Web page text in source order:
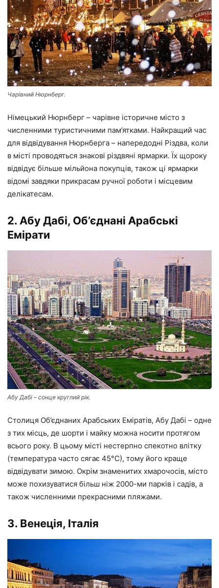
Чарівний Нюрнберг.
Німецький Нюрнберг – чарівне історичне місто з
численними туристичними пам’ятками. Найкращий час
для відвідування Нюрнберга – напередодні Різдва, коли
в місті проводяться знакові різдвяні ярмарки. Їх щороку
відвідує більше мільйона покупців, також ці ярмарки
відомі завдяки прикрасам ручної роботи і місцевим
делікатесам.
2. Абу Дабі, Об’єднані Арабські
Емірати
Абу Дабі – сонце круглий рік.
Столиця Об’єднаних Арабських Еміратів, Абу Дабі – одне
з тих місць, де шорти і майку можна носити протягом
всього року. В цьому місті нестерпно спекотно влітку
(температура часто сягає 45°С), тому його краще
відвідувати зимою. Окрім знаменитих хмарочосів, місто
може похизуватися більш ніж 2000-ми парків і садів, а
також численними прекрасними пляжами.
3. Венеція, Італія